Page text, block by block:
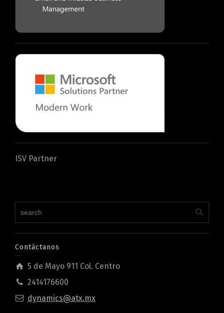
ISV Partner
Contáctanos
5 de Mayo 911 Col. Centro
2414176600
dynamics@atx.mx